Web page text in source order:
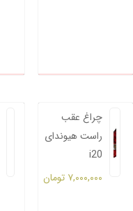
چراغ عقب
راست هیوندای
i20
۷,۰۰۰,۰۰۰ تومان